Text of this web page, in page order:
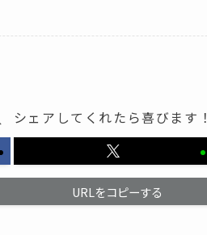
シェアしてくれたら喜びます！
URLをコピーする